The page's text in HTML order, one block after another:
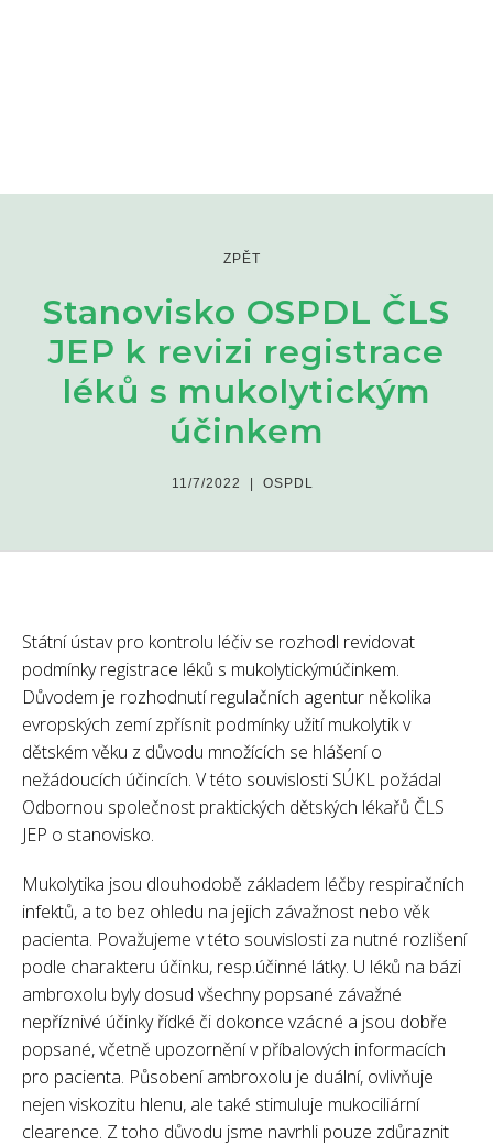
ZPĚT
Stanovisko OSPDL ČLS
JEP k revizi registrace
léků s mukolytickým
účinkem
11/7/2022 | OSPDL
Státní ústav pro kontrolu léčiv se rozhodl revidovat
podmínky registrace léků s mukolytickýmúčinkem.
Důvodem je rozhodnutí regulačních agentur několika
evropských zemí zpřísnit podmínky užití mukolytik v
dětském věku z důvodu množících se hlášení o
nežádoucích účincích. V této souvislosti SÚKL požádal
Odbornou společnost praktických dětských lékařů ČLS
JEP o stanovisko.
Mukolytika jsou dlouhodobě základem léčby respiračních
infektů, a to bez ohledu na jejich závažnost nebo věk
pacienta. Považujeme v této souvislosti za nutné rozlišení
podle charakteru účinku, resp.účinné látky. U léků na bázi
ambroxolu byly dosud všechny popsané závažné
nepříznivé účinky řídké či dokonce vzácné a jsou dobře
popsané, včetně upozornění v příbalových informacích
pro pacienta. Působení ambroxolu je duální, ovlivňuje
nejen viskozitu hlenu, ale také stimuluje mukociliární
clearence. Z toho důvodu jsme navrhli pouze zdůraznit